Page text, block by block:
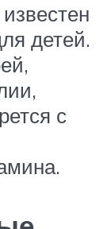
детей.
с